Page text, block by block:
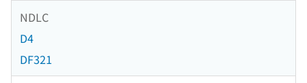
NDLC
D4
DF321